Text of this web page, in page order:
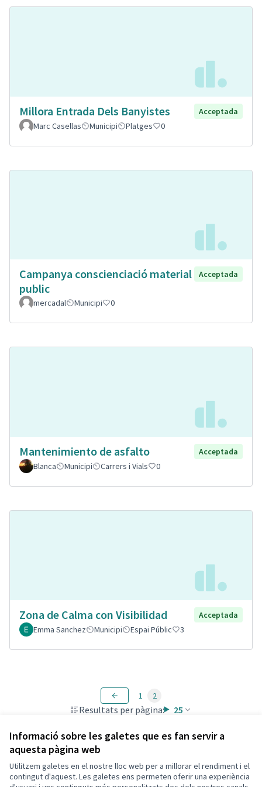
Informació sobre les galetes que es fan servir a
aquesta pàgina web
Utilitzem galetes en el nostre lloc web per a millorar el rendiment i el
contingut d'aquest. Les galetes ens permeten oferir una experiència
Millora Entrada Dels Banyistes
Acceptada
Marc Casellas
Municipi Platges 0
Campanya conscienciació material
public
Acceptada
mercadal Municipi 0
Mantenimiento de asfalto
Acceptada
Blanca
Municipi Carrers i Vials 0
Zona de Calma con Visibilidad
Acceptada
Emma Sanchez
Municipi Espai Públic 3
Resultats per pàgina: 25
1 2
Termes i condicions d'ús
Configuració de les galetes